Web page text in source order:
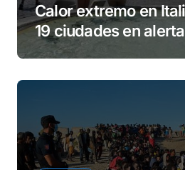
Calor extremo en
19 ciudades en